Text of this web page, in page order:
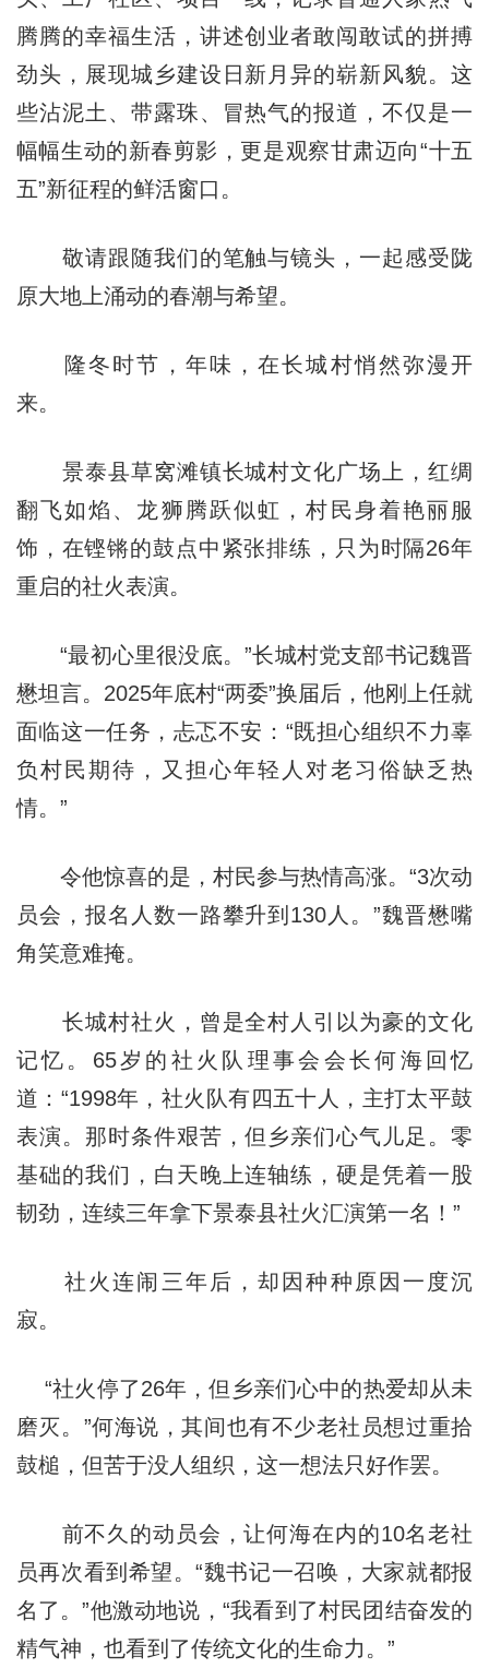
腾腾的幸福生活，讲述创业者敢闯敢试的拼搏
劲头，展现城乡建设日新月异的崭新风貌。这
些沾泥土、带露珠、冒热气的报道，不仅是一
幅幅生动的新春剪影，更是观察甘肃迈向“十五
五”新征程的鲜活窗口。
敬请跟随我们的笔触与镜头，一起感受陇
原大地上涌动的春潮与希望。
隆冬时节，年味，在长城村悄然弥漫开
来。
景泰县草窝滩镇长城村文化广场上，红绸
翻飞如焰、龙狮腾跃似虹，村民身着艳丽服
饰，在铿锵的鼓点中紧张排练，只为时隔26年
重启的社火表演。
“最初心里很没底。”长城村党支部书记魏晋
懋坦言。2025年底村“两委”换届后，他刚上任就
面临这一任务，忐忑不安：“既担心组织不力辜
负村民期待，又担心年轻人对老习俗缺乏热
情。”
令他惊喜的是，村民参与热情高涨。“3次动
员会，报名人数一路攀升到130人。”魏晋懋嘴
角笑意难掩。
长城村社火，曾是全村人引以为豪的文化
记忆。65岁的社火队理事会会长何海回忆
道：“1998年，社火队有四五十人，主打太平鼓
表演。那时条件艰苦，但乡亲们心气儿足。零
基础的我们，白天晚上连轴练，硬是凭着一股
韧劲，连续三年拿下景泰县社火汇演第一名！”
社火连闹三年后，却因种种原因一度沉
寂。
“社火停了26年，但乡亲们心中的热爱却从未
磨灭。”何海说，其间也有不少老社员想过重拾
鼓槌，但苦于没人组织，这一想法只好作罢。
前不久的动员会，让何海在内的10名老社
员再次看到希望。“魏书记一召唤，大家就都报
名了。”他激动地说，“我看到了村民团结奋发的
精气神，也看到了传统文化的生命力。”